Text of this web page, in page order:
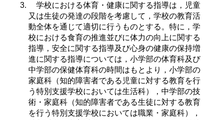
学校における体育・健康に関する指導は，児童
又は生徒の発達の段階を考慮して，学校の教育活
動全体を通じて適切に行うものとする。特に，学
校における食育の推進並びに体力の向上に関する
指導，安全に関する指導及び心身の健康の保持増
進に関する指導については，小学部の体育科及び
中学部の保健体育科の時間はもとより，小学部の
家庭科（知的障害者である児童に対する教育を行
う特別支援学校においては生活科），中学部の技
術・家庭科（知的障害者である生徒に対する教育
を行う特別支援学校においては職業・家庭科），